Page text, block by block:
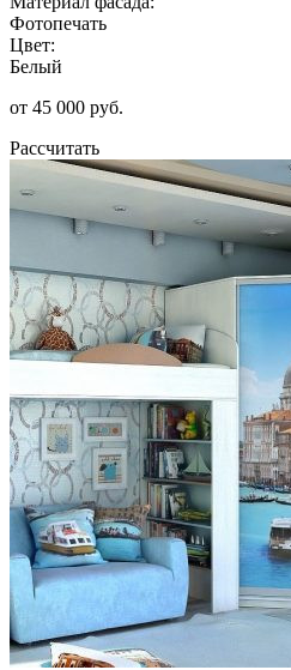
Фотопечать
Цвет:
Белый
от 45 000 руб.
Рассчитать